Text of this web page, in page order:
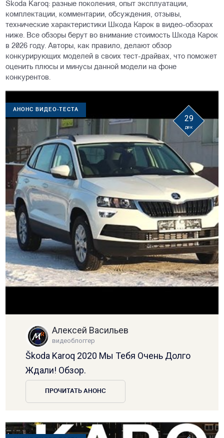
Skoda Karoq: разные поколения, опыт эксплуатации,
комплектации, комментарии, обсуждения, отзывы,
технические характеристики Шкода Карок в видео-обзорах
ниже. Все обзоры берут во внимание стоимость Шкода Карок
в 2026 году. Авторы, как правило, делают обзор
конкурирующих моделей в своих тест-драйвах, что поможет
оценить плюсы и минусы данной модели на фоне
конкурентов.
АНОНС ВИДЕО-ТЕСТА
29
дек
Алексей Васильев
видеоблоггер
Škoda Karoq 2020 Мы Тебя Очень Долго
Ждали! Обзор.
ПРОЧИТАТЬ АНОНС